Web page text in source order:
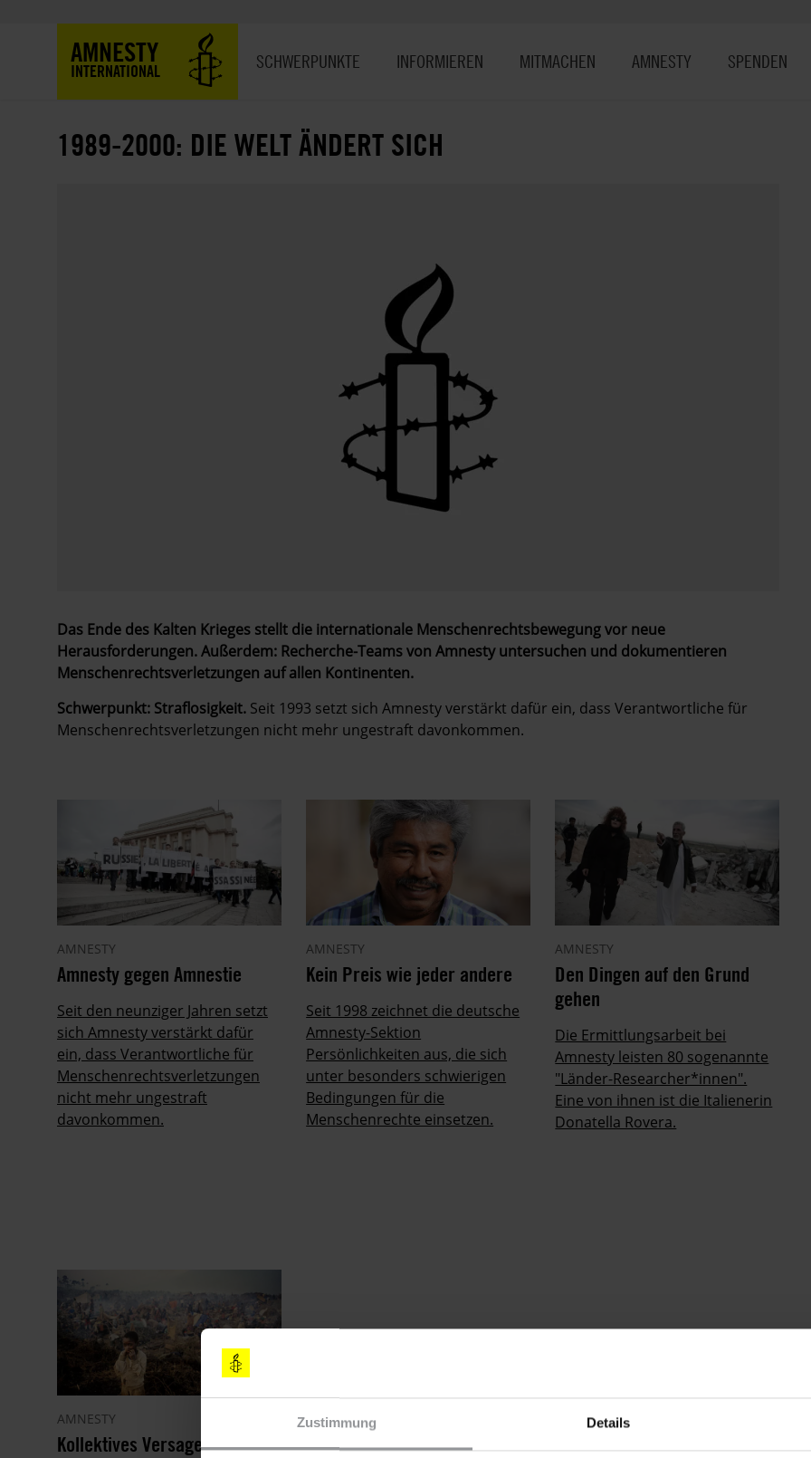
Zustimmung Details
AMNESTY
INTERNATIONAL SCHWERPUNKTE INFORMIEREN MITMACHEN AMNESTY SPENDEN
1989-2000: DIE WELT ÄNDERT SICH
Das Ende des Kalten Krieges stellt die internationale Menschenrechtsbewegung vor neue
Herausforderungen. Außerdem: Recherche-Teams von Amnesty untersuchen und dokumentieren
Menschenrechtsverletzungen auf allen Kontinenten.
Schwerpunkt: Straflosigkeit. Seit 1993 setzt sich Amnesty verstärkt dafür ein, dass Verantwortliche für
Menschenrechtsverletzungen nicht mehr ungestraft davonkommen.
AMNESTY
Amnesty gegen Amnestie
Seit den neunziger Jahren setzt
sich Amnesty verstärkt dafür
ein, dass Verantwortliche für
Menschenrechtsverletzungen
nicht mehr ungestraft
davonkommen.
AMNESTY
Kein Preis wie jeder andere
Seit 1998 zeichnet die deutsche
Amnesty-Sektion
Persönlichkeiten aus, die sich
unter besonders schwierigen
Bedingungen für die
Menschenrechte einsetzen.
AMNESTY
Den Dingen auf den Grund
gehen
Die Ermittlungsarbeit bei
Amnesty leisten 80 sogenannte
"Länder-Researcher*innen".
Eine von ihnen ist die Italienerin
Donatella Rovera.
AMNESTY
Kollektives Versagen